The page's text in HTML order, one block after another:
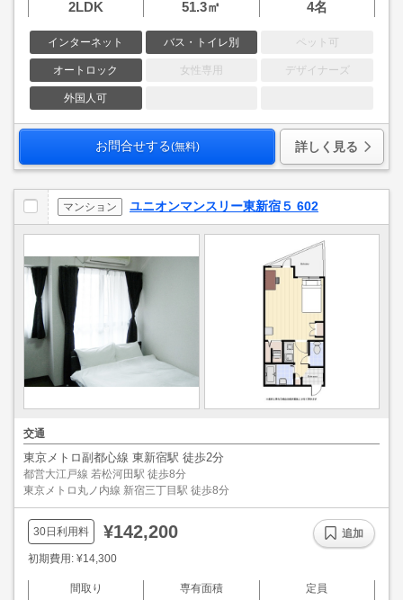
2LDK 51.3㎡ 4名
インターネット バス・トイレ別 ペット可
オートロック 女性専用 デザイナーズ
外国人可
お問合せする(無料) 詳しく見る
マンション ユニオンマンスリー東新宿５ 602
交通
東京メトロ副都心線 東新宿駅 徒歩2分
都営大江戸線 若松河田駅 徒歩8分
東京メトロ丸ノ内線 新宿三丁目駅 徒歩8分
30日利用料 ¥142,200
初期費用: ¥14,300
間取り 専有面積 定員
追加